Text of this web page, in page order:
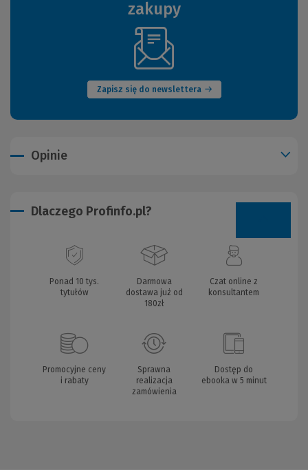
zakupy
Zapisz się do newslettera
(Nowe
okno)
Opinie
Dlaczego Profinfo.pl?
Ponad 10 tys.
tytułów
Darmowa
dostawa już od
180zł
Czat online z
konsultantem
Promocyjne ceny
i rabaty
Sprawna
realizacja
zamówienia
Dostęp do
ebooka w 5 minut